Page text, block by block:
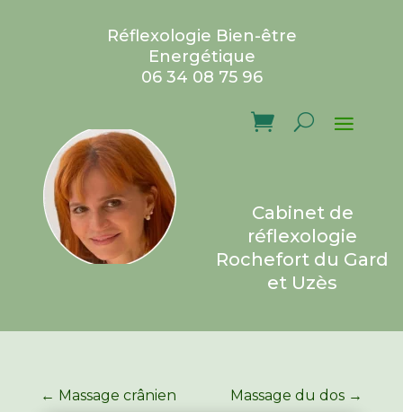
Réflexologie Bien-être
Energétique
06 34 08 75 96
Cabinet de
réflexologie
Rochefort du Gard
et Uzès
← Massage crânien Massage du dos →